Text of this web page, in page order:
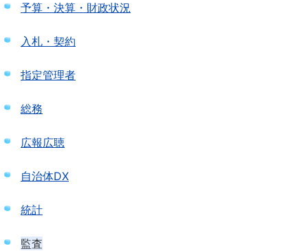
予算・決算・財政状況
入札・契約
指定管理者
総務
広報広聴
自治体DX
統計
監査